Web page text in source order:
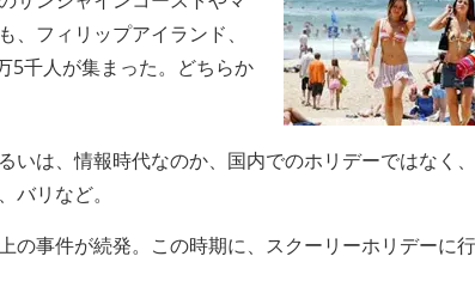
フィリップアイランド、
5千人が集まった。どちらか
いは、情報時代なのか、国内でのホリデーではなく
リなど。
の事件が続発。この時期に、スクーリーホリデーに